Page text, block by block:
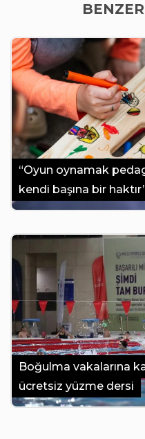
“Oyun oynamak
kendi başına bir
Boğulma vakalarına
ücretsiz yüzme dersi